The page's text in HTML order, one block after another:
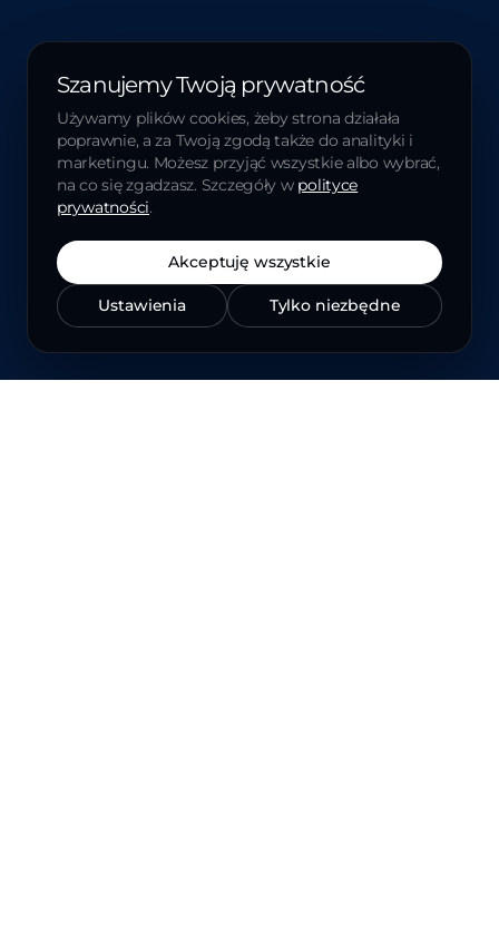
Szanujemy Twoją prywatność
Używamy plików cookies, żeby strona działała
poprawnie, a za Twoją zgodą także do analityki i
marketingu. Możesz przyjąć wszystkie albo wybrać,
na co się zgadzasz. Szczegóły w polityce
prywatności.
Ustawienia Tylko niezbędne
Akceptuję wszystkie